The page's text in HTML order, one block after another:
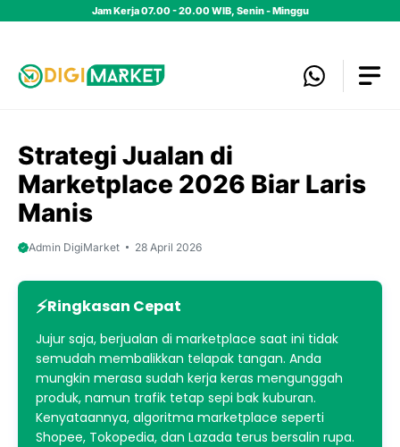
Jam Kerja 07.00 - 20.00 WIB, Senin - Minggu
Strategi Jualan di
Marketplace 2026 Biar Laris
Manis
Admin DigiMarket 28 April 2026
Ringkasan Cepat
Jujur saja, berjualan di marketplace saat ini tidak
semudah membalikkan telapak tangan. Anda
mungkin merasa sudah kerja keras mengunggah
produk, namun trafik tetap sepi bak kuburan.
Kenyataannya, algoritma marketplace seperti
Shopee, Tokopedia, dan Lazada terus bersalin rupa.